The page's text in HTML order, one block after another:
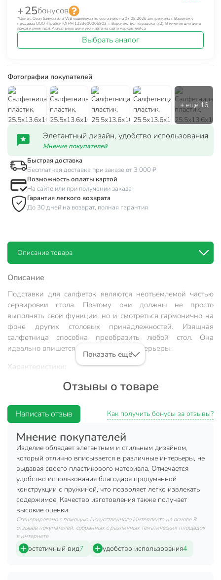
+ 25бонусов
*Цена с Озон банком или WB кошельком по состоянию на 07.08.2026 для региона г. Воронеж у
продавца ООО «Прайм» (ОГРН 1233600006903, г. Воронеж, Волгоградская 32). В течение дня цена
может изменяться. Актуальную цену уточняйте на сайте маркетплейса.
Выбрать аналог
Фотографии покупателей
Элегантный дизайн, удобство использования
Мнение покупателей
Быстрая доставка
Бесплатная доставка при заказе от 3 000 ₽
Возможность оплаты картой
На сайте или при получении заказа
Гарантия легкого возврата
До 30 дней на возврат, полная гарантия
Описание товара
Описание
Подставки для салфеток являются неотъемлемой частью
сервировки стола. Поэтому они должны не просто
выполнять свои функции, но и смотреться гармонично на
фоне других столовых принадлежностей. Изящная
салфетница способна преобразить любой стол. Она
идеально впишется в современные интерьеры.
Характеристики:
Тип: салфетница.
Цвет: белый.
Преимущества:
Салфетница имеет оптимальный размер и не будет
смотреться громоздко.
Изделие выполнено из качественного и прочного
бамбука.
Простота и удобство эксплуатации.
Красивая и изящная салфетница украсит Ваш интерьер и
поможет грамотно организовать пространство. Это не
только стильный аксессуар, но и забота о комфорте Ваших
Показать ещё
Отзывы о товаре
Написать отзыв Как получить бонусы за отзывы?
Мнение покупателей
Изделие обладает элегантным и стильным дизайном,
который отлично вписывается в различные интерьеры, не
выдавая своего пластикового материала. Отмечается
удобство использования благодаря продуманной
конструкции с пружиной, что позволяет легко извлекать
содержимое. Качество изготовления также получает
высокие оценки.
Сгенерировано с помощью Искусственного Интеллекта на основе 9
отзывов покупателей, собранных с различных тематических площадок
в интернете
эстетичный вид7 удобство использования4